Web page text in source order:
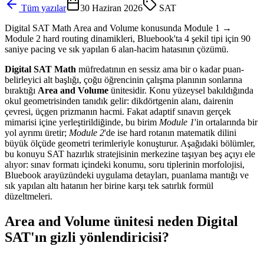
Tüm yazılar 30 Haziran 2026
SAT
Digital SAT Math Area and Volume konusunda Module 1 →
Module 2 hard routing dinamikleri, Bluebook'ta 4 şekil tipi için 90
saniye pacing ve sık yapılan 6 alan-hacim hatasının çözümü.
Digital SAT Math müfredatının en sessiz ama bir o kadar puan-
belirleyici alt başlığı, çoğu öğrencinin çalışma planının sonlarına
bıraktığı Area and Volume ünitesidir. Konu yüzeysel bakıldığında
okul geometrisinden tanıdık gelir: dikdörtgenin alanı, dairenin
çevresi, üçgen prizmanın hacmi. Fakat adaptif sınavın gerçek
mimarisi içine yerleştirildiğinde, bu birim Module 1'in ortalarında bir
yol ayrımı üretir; Module 2'de ise hard rotanın matematik dilini
büyük ölçüde geometri terimleriyle konuşturur. Aşağıdaki bölümler,
bu konuyu SAT hazırlık stratejisinin merkezine taşıyan beş açıyı ele
alıyor: sınav formatı içindeki konumu, soru tiplerinin morfolojisi,
Bluebook arayüzündeki uygulama detayları, puanlama mantığı ve
sık yapılan altı hatanın her birine karşı tek satırlık formül
düzeltmeleri.
Area and Volume ünitesi neden Digital
SAT'ın gizli yönlendiricisi?